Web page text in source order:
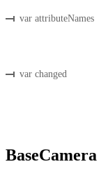
var attributeNames
var changed
BaseCamera